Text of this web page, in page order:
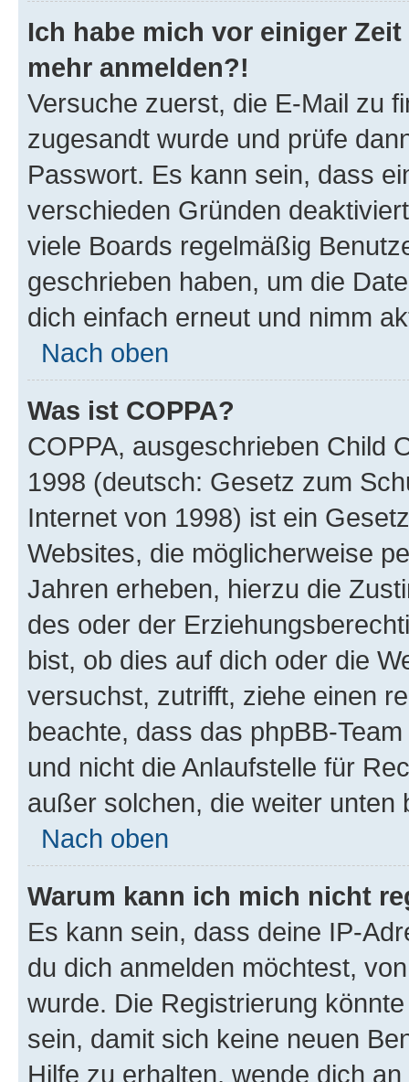
Ich habe mich vor einiger
mehr anmelden?!
Versuche zuerst, die E-Mail zu
zugesandt wurde und prüfe
Passwort. Es kann sein, dass
verschieden Gründen
viele Boards regelmäßig
geschrieben haben, um die
dich einfach erneut und nimm
Nach oben
Was ist COPPA?
COPPA, ausgeschrieben Child
1998 (deutsch: Gesetz zum
Internet von 1998) ist ein
Websites, die möglicherweise
Jahren erheben, hierzu die
des oder der
bist, ob dies auf dich oder die
versuchst, zutrifft, ziehe einen
beachte, dass das phpBB-
und nicht die Anlaufstelle für
außer solchen, die weiter unten
Nach oben
Warum kann ich mich nicht
Es kann sein, dass deine IP-
du dich anmelden möchtest,
wurde. Die Registrierung
sein, damit sich keine neuen
Hilfe zu erhalten, wende dich